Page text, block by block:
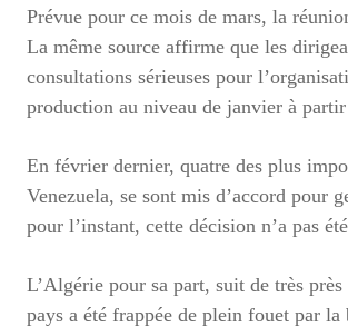
Prévue pour ce mois de mars, la
La même source affirme que les
consultations sérieuses pour
production au niveau de janvier à partir
En février dernier, quatre des plus
Venezuela, se sont mis d’accord pour
pour l’instant, cette décision n’a pas
L’Algérie pour sa part, suit de très
pays a été frappée de plein fouet par